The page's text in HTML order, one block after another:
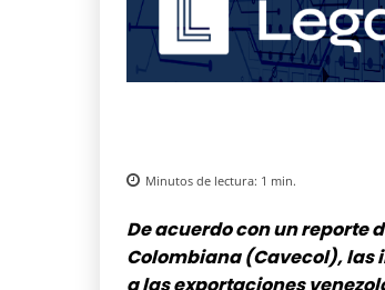
Minutos de lectura: 1 min.
De acuerdo con un reporte
Colombiana (Cavecol), las